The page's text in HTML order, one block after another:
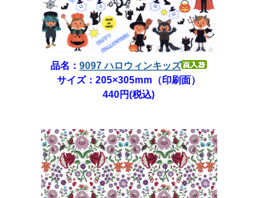
品名： 9097 ハロウィンキッズ
サイズ：205×305mm（印刷面）
440円(税込)